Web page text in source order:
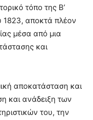
τόπο της Β’
αποκτά πλέον
μέσα από μια
και
αποκατάσταση και
και ανάδειξη των
του, την